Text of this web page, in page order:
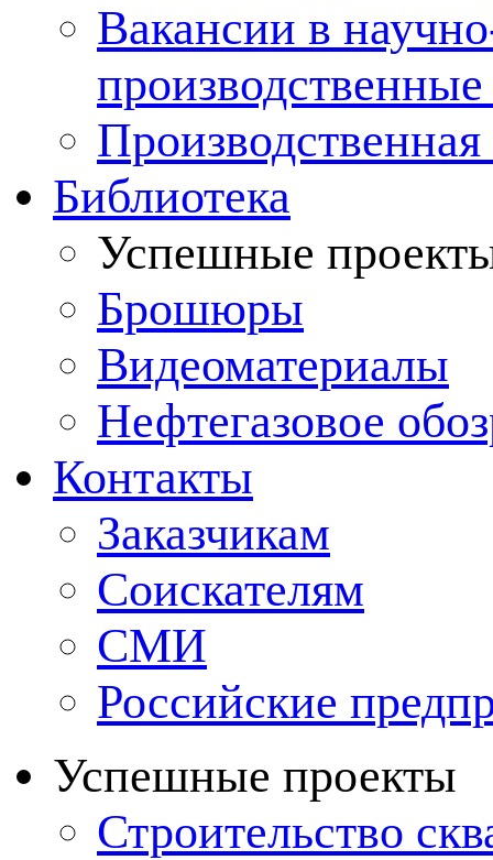
Вакансии в
Производственная
Библиотека
Успешные
Брошюры
Видеоматериалы
Нефтегазовое
Контакты
Заказчикам
Соискателям
СМИ
Российские
Успешные проекты
Строительство